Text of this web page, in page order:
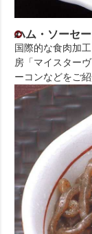
ハム・ソーセ
国際的な食肉加
房「マイスター
ーコンなどをご紹